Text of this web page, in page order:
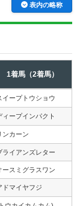
表内の略称
1着馬（2着馬）
イープトウショウ
ィープインパクト
ンカーン
ライアンズレター
ースミグラスワン
ドマイヤフジ